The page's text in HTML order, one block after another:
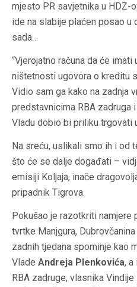
mjesto PR savjetnika u HDZ-
ide na slabije plaćen posao u
sada…
“Vjerojatno računa da će
ništetnosti ugovora o kreditu
Vidio sam ga kako na zadnja
predstavnicima RBA zadruga
Vladu dobio bi priliku trgovati
Na sreću, uslikali smo ih i od
što će se dalje događati –
emisiji Koljaja, inače
pripadnik Tigrova.
Pokušao je razotkriti
tvrtke Manjgura, Dubrovčanina
zadnih tjedana spominje kao
Vlade Andreja Plenkovića, a
RBA zadruge, vlasnika Vindije